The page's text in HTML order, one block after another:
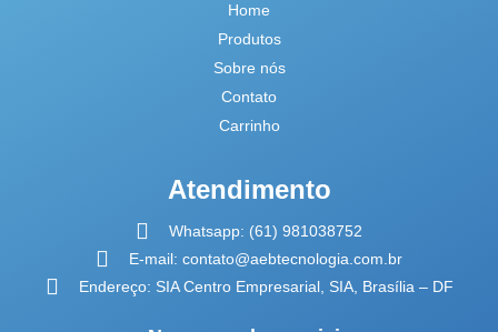
Home
Produtos
Sobre nós
Contato
Carrinho
Atendimento
Whatsapp: (61) 981038752
E-mail: contato@aebtecnologia.com.br
Endereço: SIA Centro Empresarial, SIA, Brasília – DF